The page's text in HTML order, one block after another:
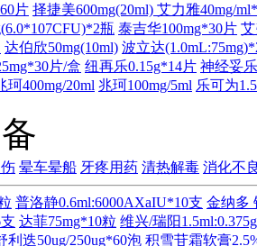
片 择捷美600mg(20ml) 艾力雅40mg/
瓶 泰吉华100mg*30片
达伯欣50mg(10ml) 波立达
片/盒 纽再乐0.15g*14片 神经妥
珂400mg/20ml 兆珂100mg/5ml 乐可为
晕车晕船 牙疼用药 清热解毒 消化不
普洛静0.6ml:6000AXaIU*10支 金纳多
达菲75mg*10粒 维兴/瑞阳
利迭50ug/250ug*60泡 积雪苷霜软膏